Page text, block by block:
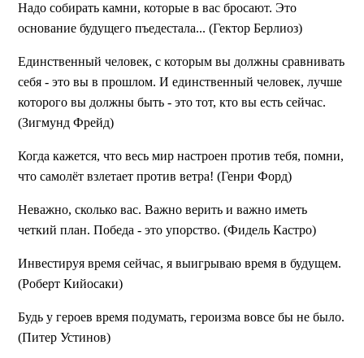
Надо собирать камни, которые в вас бросают. Это
основание будущего пъедестала... (Гектор Берлиоз)
Единственный человек, с которым вы должны сравнивать
себя - это вы в прошлом. И единственный человек, лучше
которого вы должны быть - это тот, кто вы есть сейчас.
(Зигмунд Фрейд)
Когда кажется, что весь мир настроен против тебя, помни,
что самолёт взлетает против ветра! (Генри Форд)
Неважно, сколько вас. Важно верить и важно иметь
четкий план. Победа - это упорство. (Фидель Кастро)
Инвестируя время сейчас, я выигрываю время в будущем.
(Роберт Кийосаки)
Будь у героев время подумать, героизма вовсе бы не было.
(Питер Устинов)